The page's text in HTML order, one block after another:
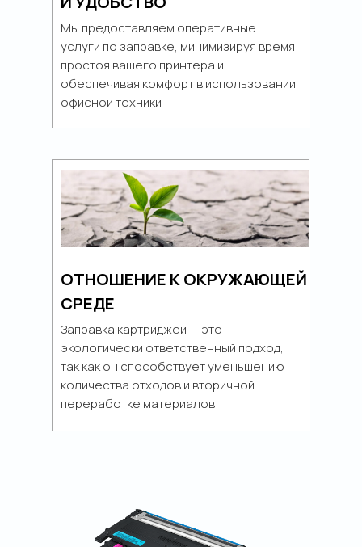
ОТНОШЕНИЕ К ОКРУЖАЮЩЕЙ
СРЕДЕ
Мы предоставляем оперативные
услуги по заправке, минимизируя время
простоя вашего принтера и
обеспечивая комфорт в использовании
офисной техники
Заправка картриджей — это
экологически ответственный подход,
так как он способствует уменьшению
количества отходов и вторичной
переработке материалов